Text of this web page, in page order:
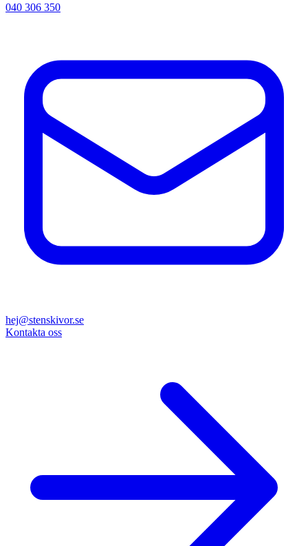
040 306 350
hej@stenskivor.se
Kontakta oss